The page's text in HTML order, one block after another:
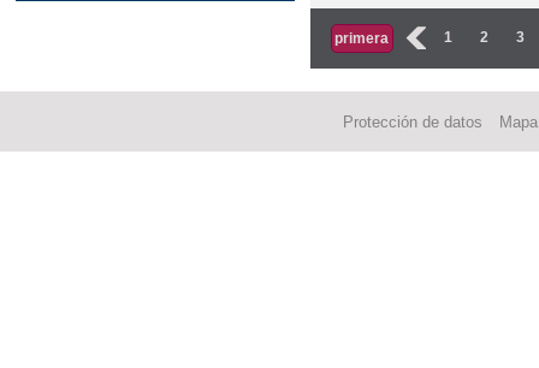
Páginas
primera ‹ 1 2 3
Protección de datos